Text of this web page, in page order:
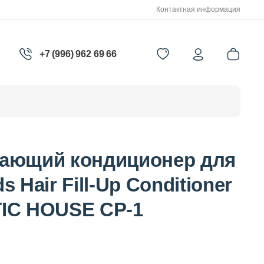
Контактная информация
+7 (996) 962 69 66
кондиционер для
Hair Fill-Up Conditioner
HOUSE CP-1